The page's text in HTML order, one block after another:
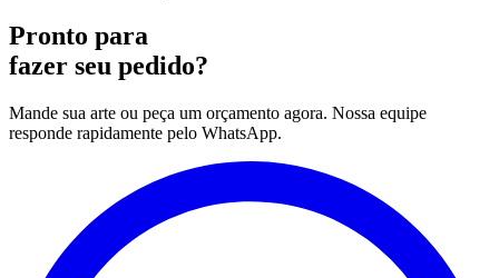
Pronto para
fazer seu pedido?
Mande sua arte ou peça um orçamento agora. Nossa equipe
responde rapidamente pelo WhatsApp.